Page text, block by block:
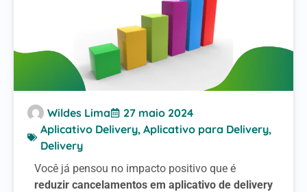
Wildes Lima
27 maio 2024
Aplicativo Delivery, Aplicativo para Delivery,
Delivery
Você já pensou no impacto positivo que é
reduzir cancelamentos em aplicativo de delivery